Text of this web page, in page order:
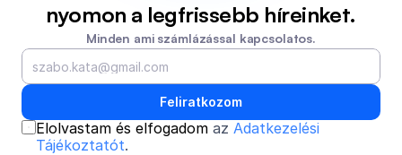
nyomon a legfrissebb híreinket.
Minden ami számlázással kapcsolatos.
Feliratkozom
Elolvastam és elfogadom az Adatkezelési
Tájékoztatót.